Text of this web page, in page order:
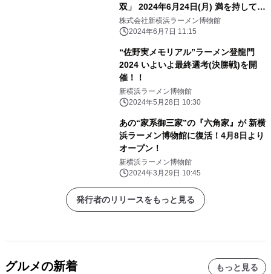
双」 2024年6月24日(月) 満を持して登
場
株式会社新横浜ラーメン博物館
2024年6月7日 11:15
“佐野実メモリアル”ラーメン登龍門
2024 いよいよ最終選考(決勝戦)を開
催！！
新横浜ラーメン博物館
2024年5月28日 10:30
あの“家系御三家”の『六角家』が 新横
浜ラーメン博物館に復活！4月8日より
オープン！
新横浜ラーメン博物館
2024年3月29日 10:45
発行者のリリースをもっと見る
グルメの新着 もっと見る